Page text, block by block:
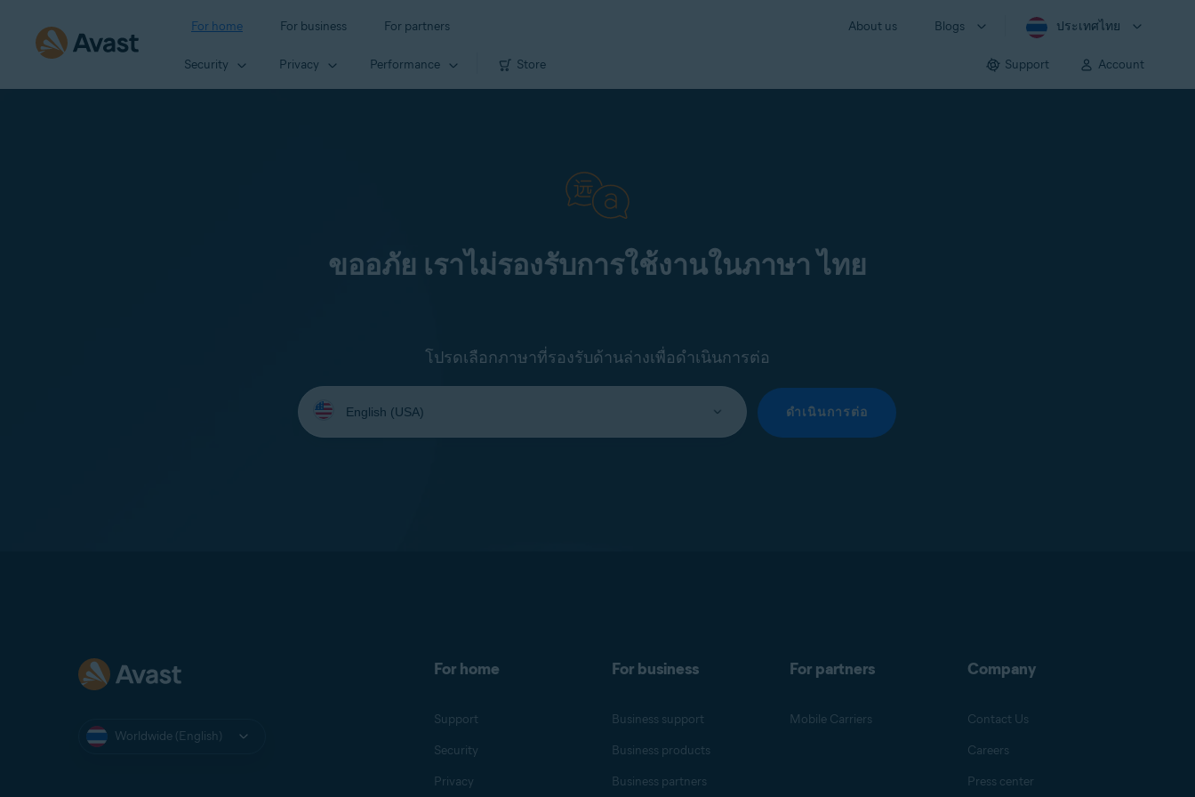
For home For business For partners About us Blogs ประเทศไทย
Security Privacy Performance Store Support Account
ขออภัย เราไม่รองรับการใช้งานในภาษา ไทย
โปรดเลือกภาษาที่รองรับด้านล่างเพื่อดำเนินการต่อ
Select
your
language:
ดำเนินการต่อ
Worldwide (English)
For home
Support
Security
Privacy
For business
Business support
Business products
Business partners
For partners
Mobile Carriers
Company
Contact Us
Careers
Press center